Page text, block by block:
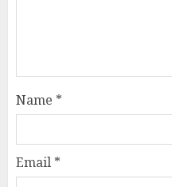
Name *
Email *